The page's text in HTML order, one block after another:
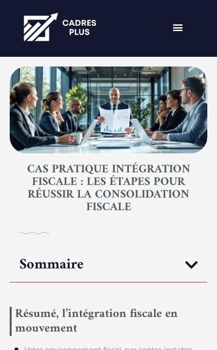
CAS PRATIQUE INTÉGRATION
FISCALE : LES ÉTAPES POUR
RÉUSSIR LA CONSOLIDATION
FISCALE
Sommaire
Résumé, l’intégration fiscale en
mouvement